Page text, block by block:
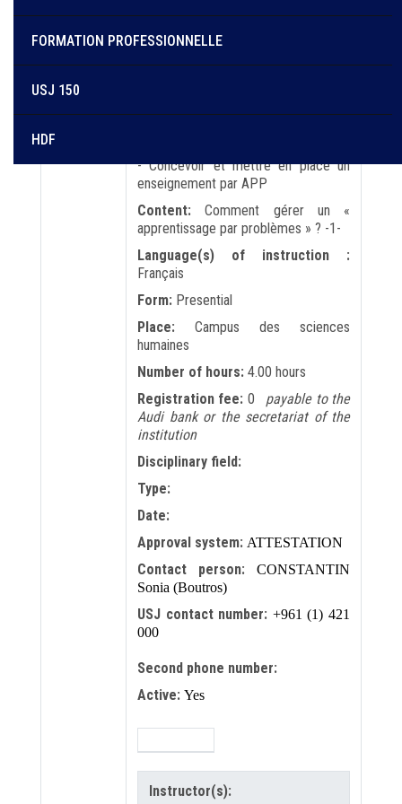
FORMATION PROFESSIONNELLE
USJ 150
HDF
- S’approprier les bases
- Concevoir et mettre en place un
enseignement par APP
Content:Comment gérer un «
apprentissage par problèmes » ? -1-
Language(s) of instruction :
Français
Form: Presential
Place: Campus des sciences
humaines
Number of hours: 4.00 hours
Registration fee: 0 payable to the
Audi bank or the secretariat of the
institution
Disciplinary field:
Type:
Date:
Approval system: ATTESTATION
Contact person: CONSTANTIN
Sonia (Boutros)
USJ contact number: +961 (1) 421
000
Second phone number:
Active: Yes
Instructor(s):